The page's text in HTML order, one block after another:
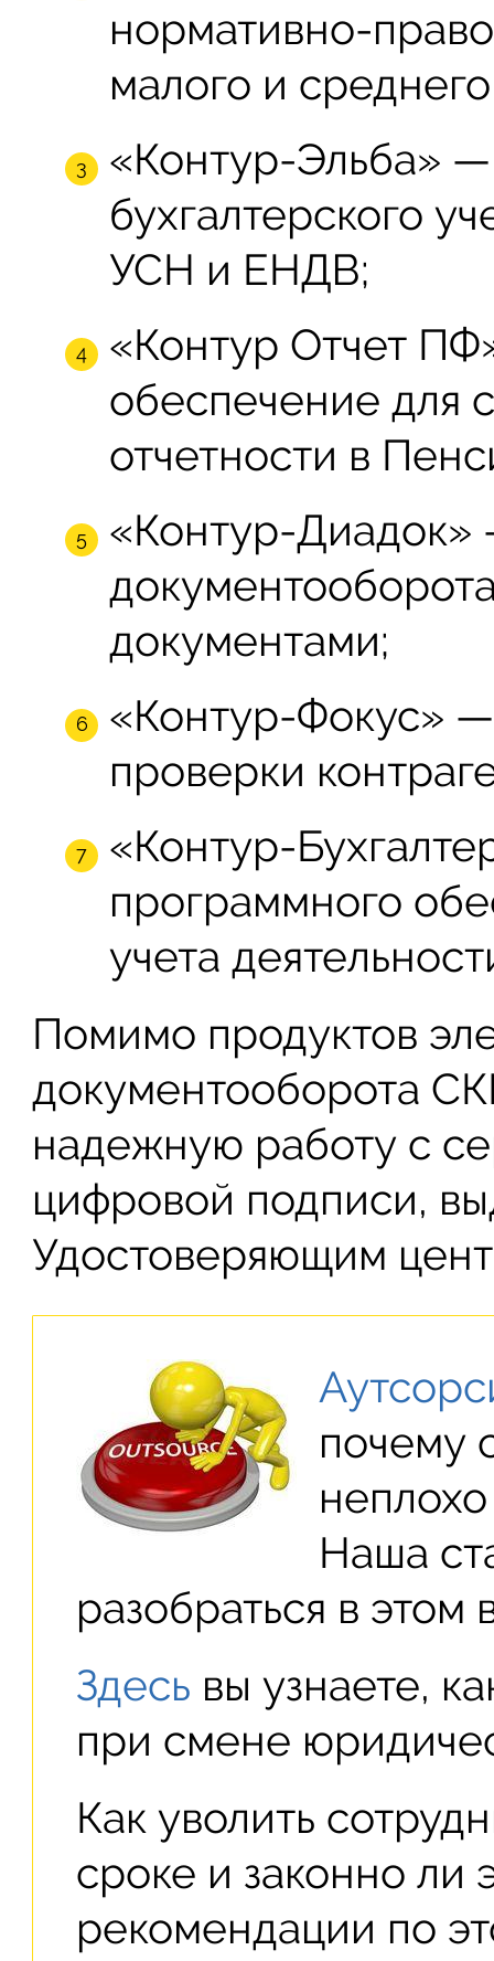
нормативно-
малого и
«Контур-Эльба»
бухгалтерского
УСН и ЕНДВ;
«Контур Отчет
обеспечение для
отчетности в
«Контур-Диадок»
документами;
«Контур-Фокус»
проверки
«Контур-
программного
учета
Помимо продуктов
документооборота
надежную работу с
цифровой подписи,
Удостоверяющим
почему
Наша
разобраться в этом
Здесь вы узнаете,
при смене
Как уволить
сроке и законно ли
рекомендации по